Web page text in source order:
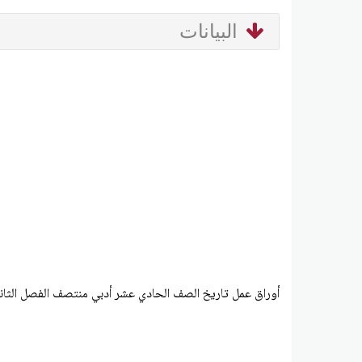
البيانات
أوراق عمل تاريخ الصف الحادي عشر أدبي منتصف الفصل